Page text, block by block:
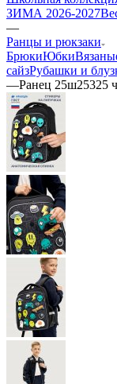
ЗИМА 2026-2027
—
Ранцы и рюкзаки
БрюкиЮбки
сайзРубашки и
—Ранец 25ш25325